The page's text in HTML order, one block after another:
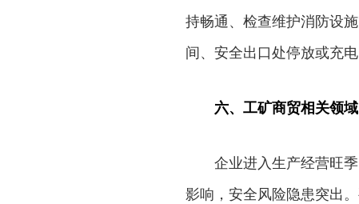
持畅通、检查维护消防设
间、安全出口处停放或充
六、工矿商贸相关领域
企业进入生产经营旺
影响，安全风险隐患突出